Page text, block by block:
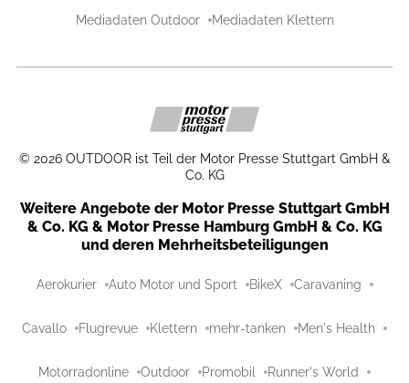
Mediadaten Outdoor Mediadaten Klettern
© 2026 OUTDOOR ist Teil der Motor Presse Stuttgart GmbH &
Co. KG
Weitere Angebote der Motor Presse Stuttgart GmbH
& Co. KG & Motor Presse Hamburg GmbH & Co. KG
und deren Mehrheitsbeteiligungen
Aerokurier Auto Motor und Sport BikeX Caravaning
Cavallo Flugrevue Klettern mehr-tanken Men's Health
Motorradonline Outdoor Promobil Runner's World